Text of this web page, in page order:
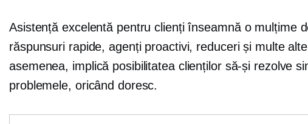
Asistență excelentă pentru clienți înseamnă o mulțime
răspunsuri rapide, agenți proactivi, reduceri și multe
asemenea, implică posibilitatea clienților să-și rezolve
problemele, oricând doresc.